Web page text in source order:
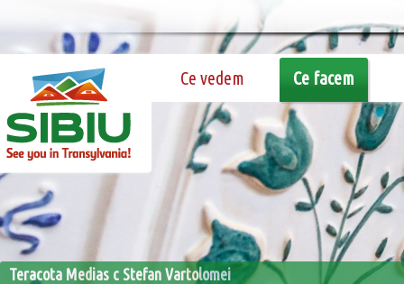
Ce vedem Ce facem
Teracota Medias c Stefan Vartolomei